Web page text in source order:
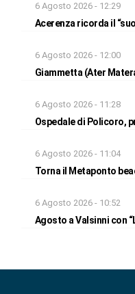
6 Agosto 2026 - 12:29
Acerenza ricorda il
6 Agosto 2026 - 12:00
Giammetta (Ater
6 Agosto 2026 - 11:28
Ospedale di Policoro,
6 Agosto 2026 - 11:04
Torna il Metaponto
6 Agosto 2026 - 10:52
Agosto a Valsinni con